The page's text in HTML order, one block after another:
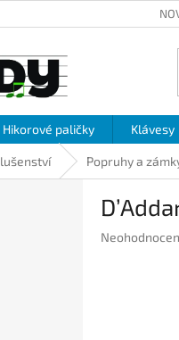
Hikorové paličky Klávesy
Popruhy a
Průměrné